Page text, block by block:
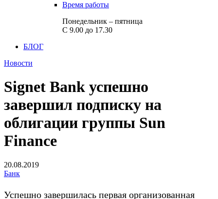
Время работы
Понедельник – пятница
С 9.00 до 17.30
БЛОГ
Новости
Signet Bank успешно
завершил подписку на
облигации группы Sun
Finance
20.08.2019
Банк
Успешно завершилась первая организованная